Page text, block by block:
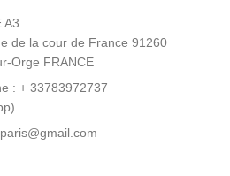
A3
de la cour de France 91260
Orge FRANCE
: + 33783972737